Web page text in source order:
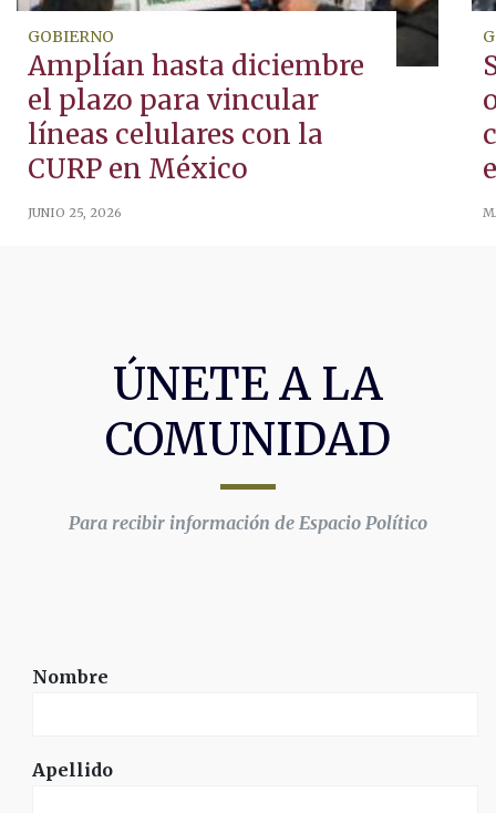
GOBIERNO
Amplían hasta diciembre
el plazo para vincular
líneas celulares con la
CURP en México
JUNIO 25, 2026
ÚNETE A LA
COMUNIDAD
Para recibir información de Espacio Político
Nombre
Apellido